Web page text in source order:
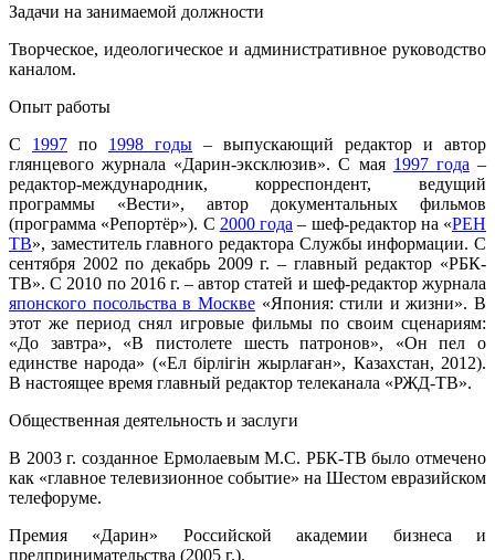
Задачи на занимаемой должности
Творческое, идеологическое и административное руководство
каналом.
Опыт работы
С 1997 по 1998 годы – выпускающий редактор и автор
глянцевого журнала «Дарин-эксклюзив». С мая 1997 года –
редактор-международник, корреспондент, ведущий
программы «Вести», автор документальных фильмов
(программа «Репортёр»). С 2000 года – шеф-редактор на «РЕН
ТВ», заместитель главного редактора Службы информации. С
сентября 2002 по декабрь 2009 г. – главный редактор «РБК-
ТВ». С 2010 по 2016 г. – автор статей и шеф-редактор журнала
японского посольства в Москве«Япония: стили и жизни». В
этот же период снял игровые фильмы по своим сценариям:
«До завтра», «В пистолете шесть патронов», «Он пел о
единстве народа» («Ел бірлігiн жырлаған», Казахстан, 2012).
В настоящее время главный редактор телеканала «РЖД-ТВ».
Общественная деятельность и заслуги
В 2003 г. созданное Ермолаевым М.С. РБК-ТВ было отмечено
как «главное телевизионное событие» на Шестом евразийском
телефоруме.
Премия «Дарин» Российской академии бизнеса и
предпринимательства (2005 г.).